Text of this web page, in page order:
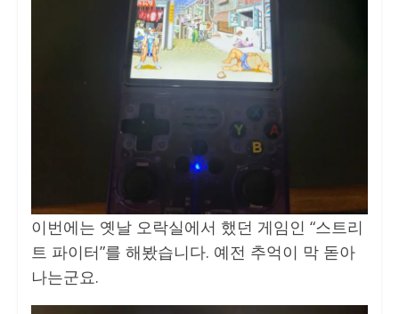
이번에는 옛날 오락실에서 했던 게임인 “스트리
트 파이터”를 해봤습니다. 예전 추억이 막 돋아
나는군요.